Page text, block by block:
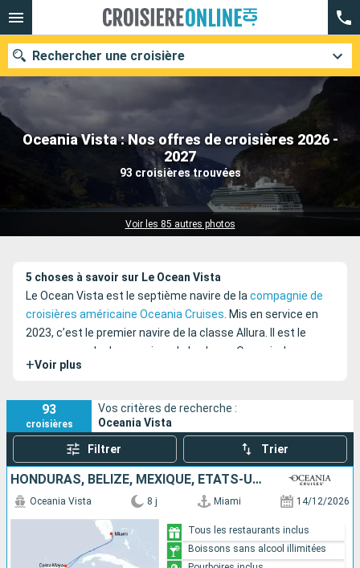
Oceania Vista : Nos offres de croisières 2026 -
2027
93 croisières trouvées
Voir les 85 autres photos
Rechercher une croisière
Nos destinations
Compagnies
5 choses à savoir sur Le Ocean Vista
Le Ocean Vista est le septième navire de lacompagnie de
croisières américaine Oceania Cruises. Mis en service en
2023, c’est le premier navire de la classe Allura. Il est le
successeur de deux navires de la classe Oceania, le
Nauticaet le
+Voir plus
93
croisières
Vos critères de recherche :
Oceania Vista
Filtrer Trier
HONDURAS, BELIZE, MEXIQUE, ÉTATS-UNIS
Oceania Vista 8 j Miami 14/12/2026
Tous les restaurants inclus
Boissons sans alcool illimitées